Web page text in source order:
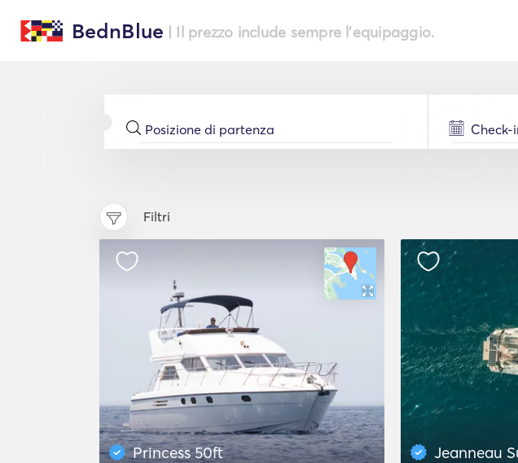
BednBlue | Il prezzo include sempre l'equipaggio.
Filtri
Princess 50ft Jeanneau